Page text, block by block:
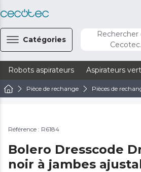
Catégories
Rechercher
Robots aspirateurs Aspirateurs
Pièce de rechange Pièces de
Référence : R6184
Bolero Dresscode
noir à jambes